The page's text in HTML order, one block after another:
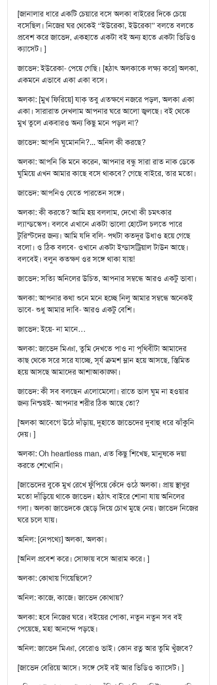
[জানালার ধারে একটি চেয়ারে বসে অলকা বাইরের দিকে চেয়ে
বসেছিল। নিজের ঘর থেকেই “ইউরেকা, ইউরেকা” বলতে বলতে
প্রবেশ করে জাভেদ, একহাতে একটা বই অন্য হাতে একটা ভিডিও
ক্যাসেট। ]
জাভেদ: ইউরেকা- পেয়ে গেছি। [হঠাৎ অলকাকে লক্ষ্য করে] অলকা,
একমনে এভাবে একা একা বসে।
অলকা: [মুখ ফিরিয়ে] যাক্‌ তবু এতক্ষণে নজরে পড়ল, অলকা একা
একা। সারারাত দেখলাম আপনার ঘরে আলো জ্বলছে। বই থেকে
মুখ তুলে একবারও অন্য কিছু মনে পড়ল না?
জাভেদ: আপনি ঘুমোননি?... অনিল কী করছে?
অলকা: আপনি কি মনে করেন, আপনার বন্ধু সারা রাত নাক ডেকে
ঘুমিয়ে এখন আমার কাছে বসে থাকবে? গেছে বাইরে, তার মতো।
জাভেদ: আপনিও যেতে পারতেন সঙ্গে।
অলকা: কী করতে? আমি হয় বললাম, দেখো কী চমৎকার
ল্যান্ডস্কেপ। বলবে এখানে একটা ভালো হোটেল চলতে পারে
টুরিস্টদের জন্য। আমি যদি বলি- পথটা কতদূর উধাও হয়ে গেছে
বলো। ও ঠিক বলবে- ওখানে একটা ইন্ডাসট্রিয়াল টাউন আছে।
বলবেই। বলুন কতক্ষণ ওর সঙ্গে থাকা যায়!
জাভেদ: সত্যি অনিলের উচিত, আপনার সম্বন্ধে আরও একটু ভাবা।
অলকা: আপনার কথা শুনে মনে হচ্ছে নিলু আমার সম্বন্ধে অনেকই
ভাবে- শুধু আমার দাবি- আরও একটু বেশি।
জাভেদ: ইয়ে- না মানে…
অলকা: জাভেদ মিঞা, তুমি দেখতে পাও না পৃথিবীটা আমাদের
কাছ থেকে সরে সরে যাচ্ছে, সূর্য ক্রমশ ম্লান হয়ে আসছে, স্তিমিত
হয়ে আসছে আমাদের আশাআকাঙ্ক্ষা।
জাভেদ: কী সব বলছেন এলোমেলো। রাতে ভাল ঘুম না হওয়ার
জন্য নিশ্চয়ই- আপনার শরীর ঠিক আছে তো?
[অলকা আবেগে উঠে দাঁড়ায়, দুহাতে জাভেদের দুবাহু ধরে ঝাঁকুনি
দেয়। ]
অলকা: Oh heartless man, এত কিছু শিখেছ, মানুষকে দয়া
করতে শেখোনি।
[জাভেদের বুকে মুখ রেখে ফুঁপিয়ে কেঁদে ওঠে অলকা। প্রায় স্থাণুর
মতো দাঁড়িয়ে থাকে জাভেদ। হঠাৎ বাইরে শোনা যায় অনিলের
গলা। অলকা জাভেদকে ছেড়ে দিয়ে চোখ মুছে নেয়। জাভেদ নিজের
ঘরে চলে যায়।
অনিল: [নেপথ্যে] অলকা, অলকা।
[অনিল প্রবেশ করে। সোফায় বসে আরাম করে। ]
অলকা: কোথায় গিয়েছিলে?
অনিল: কাজে, কাজে। জাভেদ কোথায়?
অলকা: হবে নিজের ঘরে। বইয়ের পোকা, নতুন নতুন সব বই
পেয়েছে, মহা আনন্দে পড়ছে।
অনিল: জাভেদ মিঞা, বেরোও ভাই। কোন রত্ন আর তুমি খুঁজবে?
[জাভেদ বেরিয়ে আসে। সঙ্গে সেই বই আর ভিডিও ক্যাসেট। ]